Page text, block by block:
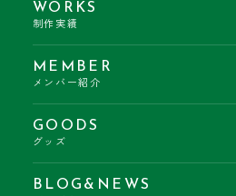
WORKS
制作実績
MEMBER
メンバー紹介
GOODS
グッズ
BLOG&NEWS